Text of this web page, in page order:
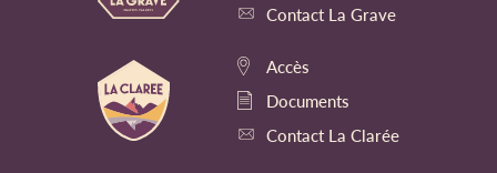
Contact La Grave
Accès
Documents
Contact La Clarée